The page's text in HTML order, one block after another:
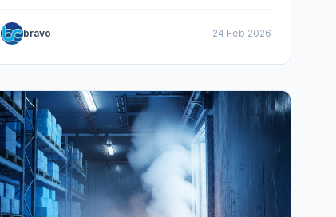
bravo 24 Feb 2026